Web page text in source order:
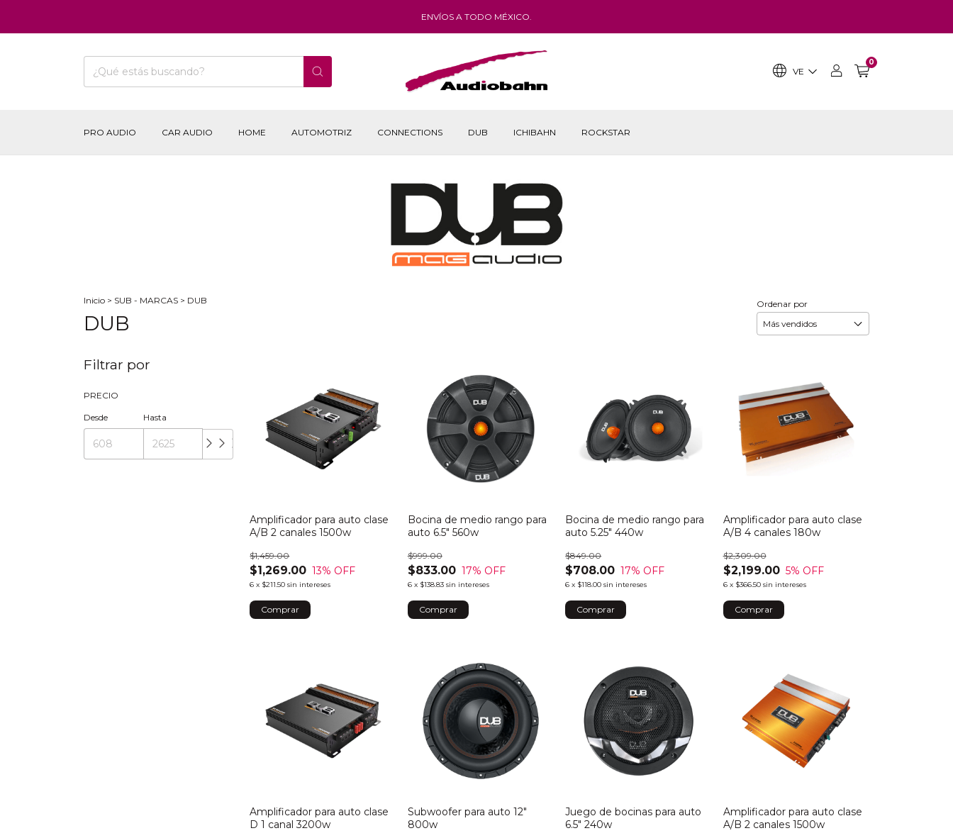
ENVÍOS A TODO MÉXICO.
VE
0
PRO AUDIO CAR AUDIO HOME AUTOMOTRIZ CONNECTIONS DUB ICHIBAHN ROCKSTAR
Inicio > SUB - MARCAS > DUB
DUB
Ordenar por
Filtrar por
PRECIO
Desde Hasta
Amplificador para auto clase
A/B 2 canales 1500w
$1,269.00
$1,459.00
13% OFF
6 x $211.50 sin intereses
Bocina de medio rango para
auto 6.5" 560w
$833.00
$999.00
17% OFF
6 x $138.83 sin intereses
Bocina de medio rango para
auto 5.25" 440w
$708.00
$849.00
17% OFF
6 x $118.00 sin intereses
Amplificador para auto clase
A/B 4 canales 180w
$2,199.00
$2,309.00
5% OFF
6 x $366.50 sin intereses
Amplificador para auto clase
D 1 canal 3200w
Subwoofer para auto 12"
800w
Juego de bocinas para auto
6.5" 240w
Amplificador para auto clase
A/B 2 canales 1500w